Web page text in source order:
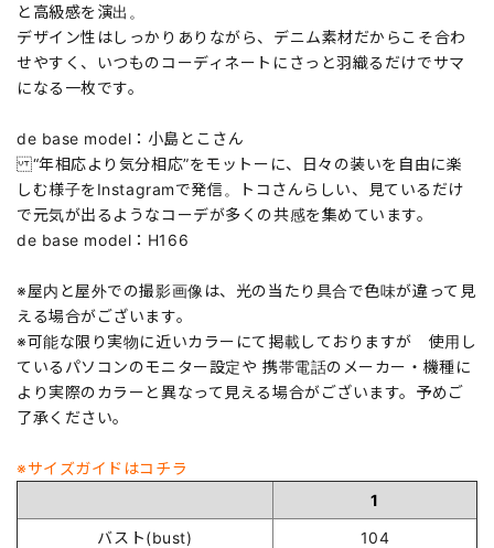
と高級感を演出。
デザイン性はしっかりありながら、デニム素材だからこそ合わ
せやすく、いつものコーディネートにさっと羽織るだけでサマ
になる一枚です。
de base model：小島とこさん
“年相応より気分相応”をモットーに、日々の装いを自由に楽
しむ様子をInstagramで発信。トコさんらしい、見ているだけ
で元気が出るようなコーデが多くの共感を集めています。
de base model：H166
※屋内と屋外での撮影画像は、光の当たり具合で色味が違って見
える場合がございます。
※可能な限り実物に近いカラーにて掲載しておりますが 使用し
ているパソコンのモニター設定や 携帯電話のメーカー・機種に
より実際のカラーと異なって見える場合がございます。予めご
了承ください。
※サイズガイドはコチラ
1
バスト(bust)
104